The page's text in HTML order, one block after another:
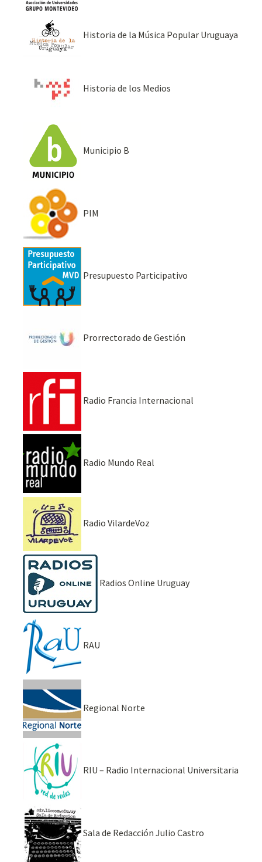
Historia de la Música Popular Uruguaya
Historia de los Medios
Municipio B
PIM
Presupuesto Participativo
Prorrectorado de Gestión
Radio Francia Internacional
Radio Mundo Real
Radio VilardeVoz
Radios Online Uruguay
RAU
Regional Norte
RIU – Radio Internacional Universitaria
Sala de Redacción Julio Castro